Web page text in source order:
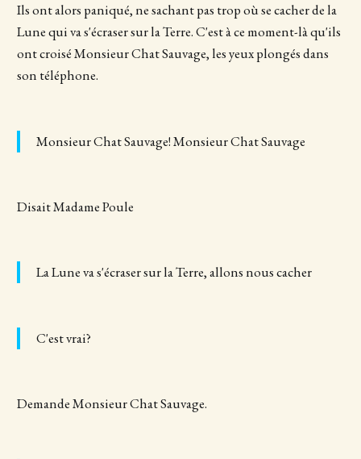
Ils ont alors paniqué, ne sachant pas trop où se cacher de la
Lune qui va s'écraser sur la Terre. C'est à ce moment-là qu'ils
ont croisé Monsieur Chat Sauvage, les yeux plongés dans
son téléphone.
Monsieur Chat Sauvage! Monsieur Chat Sauvage
Disait Madame Poule
La Lune va s'écraser sur la Terre, allons nous cacher
C'est vrai?
Demande Monsieur Chat Sauvage.